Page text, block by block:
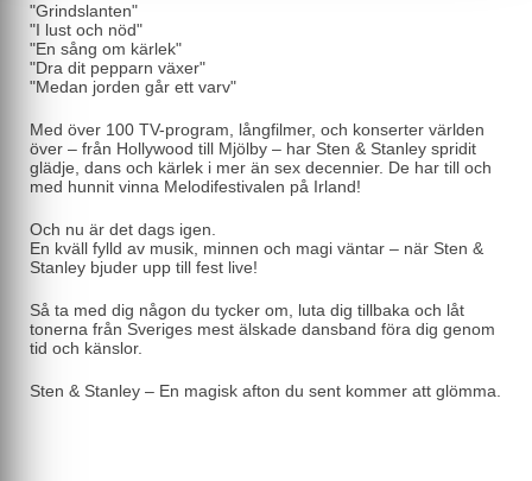
"Grindslanten"
"I lust och nöd"
"En sång om kärlek"
"Dra dit pepparn växer"
"Medan jorden går ett varv"
Med över 100 TV-program, långfilmer, och konserter världen
över – från Hollywood till Mjölby – har Sten & Stanley spridit
glädje, dans och kärlek i mer än sex decennier. De har till och
med hunnit vinna Melodifestivalen på Irland!
Och nu är det dags igen.
En kväll fylld av musik, minnen och magi väntar – när Sten &
Stanley bjuder upp till fest live!
Så ta med dig någon du tycker om, luta dig tillbaka och låt
tonerna från Sveriges mest älskade dansband föra dig genom
tid och känslor.
Sten & Stanley – En magisk afton du sent kommer att glömma.